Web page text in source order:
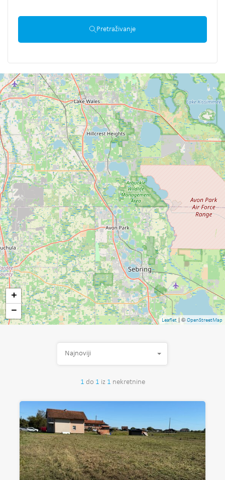
Pretraživanje
+
−
Leaflet | ©OpenStreetMap
1 do 1 iz 1 nekretnine
Najnoviji